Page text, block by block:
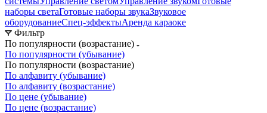
наборы светаГотовые наборы звукаЗвуковое
оборудованиеСпец-эффектыАренда караоке
Фильтр
По популярности (возрастание)
По популярности (убывание)
По популярности (возрастание)
По алфавиту (убывание)
По алфавиту (возрастание)
По цене (убывание)
По цене (возрастание)